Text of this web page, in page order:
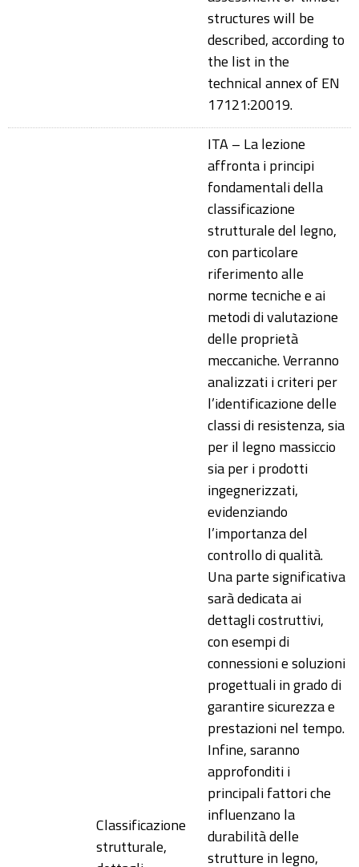
structures will be
described, according to
the list in the
technical annex of EN
17121:20019.
Classificazione
strutturale,
ITA – La lezione
affronta i principi
fondamentali della
classificazione
strutturale del legno,
con particolare
riferimento alle
norme tecniche e ai
metodi di valutazione
delle proprietà
meccaniche. Verranno
analizzati i criteri per
l’identificazione delle
classi di resistenza, sia
per il legno massiccio
sia per i prodotti
ingegnerizzati,
evidenziando
l’importanza del
controllo di qualità.
Una parte significativa
sarà dedicata ai
dettagli costruttivi,
con esempi di
connessioni e soluzioni
progettuali in grado di
garantire sicurezza e
prestazioni nel tempo.
Infine, saranno
approfonditi i
principali fattori che
influenzano la
durabilità delle
strutture in legno,